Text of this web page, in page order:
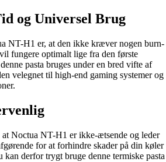
og Universel Brug
NT-H1 er, at den ikke kræver nogen burn-
fungere optimalt lige fra den første
pasta bruges under en bred vifte af
velegnet til high-end gaming systemer og
Noctua NT-H1 er ikke-ætsende og leder
for at forhindre skader på din køler
kan derfor trygt bruge denne termiske pasta